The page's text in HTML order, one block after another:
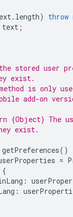
. length) throw
text ;
stored user
exist.
is only
add-on
{Object} The
exist.
getPreferences()
=
{
:
: